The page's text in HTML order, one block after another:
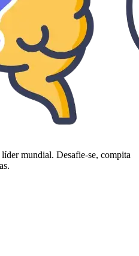
mundial. Desafie-se, compita